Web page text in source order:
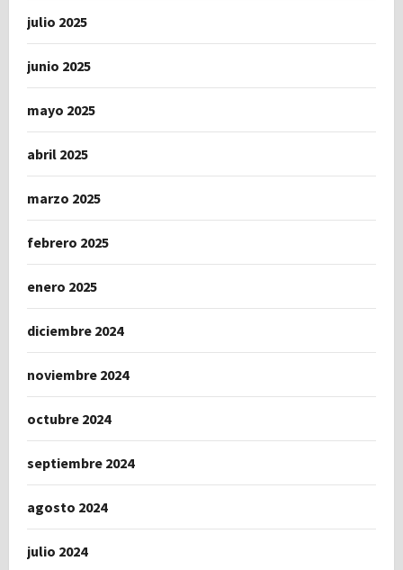
julio 2025
junio 2025
mayo 2025
abril 2025
marzo 2025
febrero 2025
enero 2025
diciembre 2024
noviembre 2024
octubre 2024
septiembre 2024
agosto 2024
julio 2024